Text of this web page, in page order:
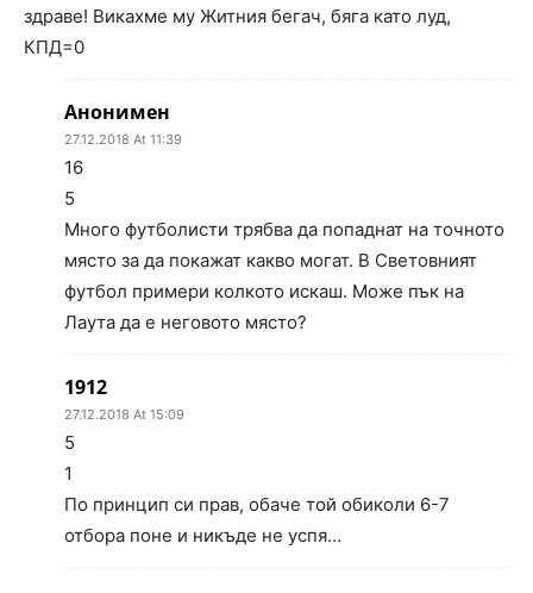
здраве! Викахме му Житния бегач, бяга като луд,
КПД=0
Анонимен
27.12.2018 At 11:39
16
5
Много футболисти трябва да попаднат на точното
място за да покажат какво могат. В Световният
футбол примери колкото искаш. Може пък на
Лаута да е неговото място?
1912
27.12.2018 At 15:09
5
1
По принцип си прав, обаче той обиколи 6-7
отбора поне и никъде не успя…